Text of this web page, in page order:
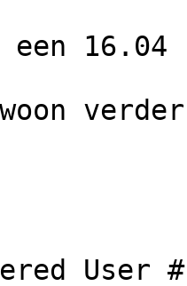
16.04
User #